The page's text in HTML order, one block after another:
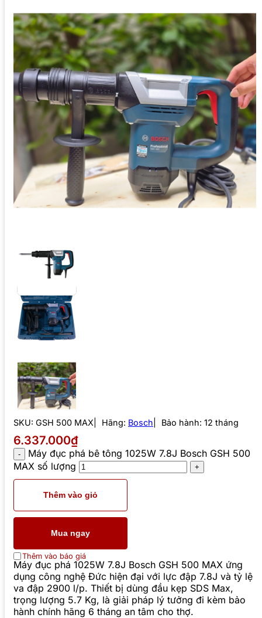
SKU: GSH 500 MAX Hãng: Bosch Bảo hành: 12 tháng
6.337.000₫
Máy đục phá bê tông 1025W 7.8J Bosch GSH 500
MAX số lượng
Thêm vào giỏ
Mua ngay
Thêm vào báo giá
Máy đục phá 1025W 7.8J Bosch GSH 500 MAX ứng
dụng công nghệ Đức hiện đại với lực đập 7.8J và tỷ lệ
va đập 2900 l/p. Thiết bị dùng đầu kẹp SDS Max,
trọng lượng 5.7 Kg, là giải pháp lý tưởng đi kèm bảo
hành chính hãng 6 tháng an tâm cho thợ.